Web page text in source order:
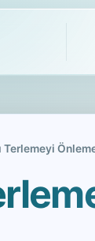
Terlemeyi